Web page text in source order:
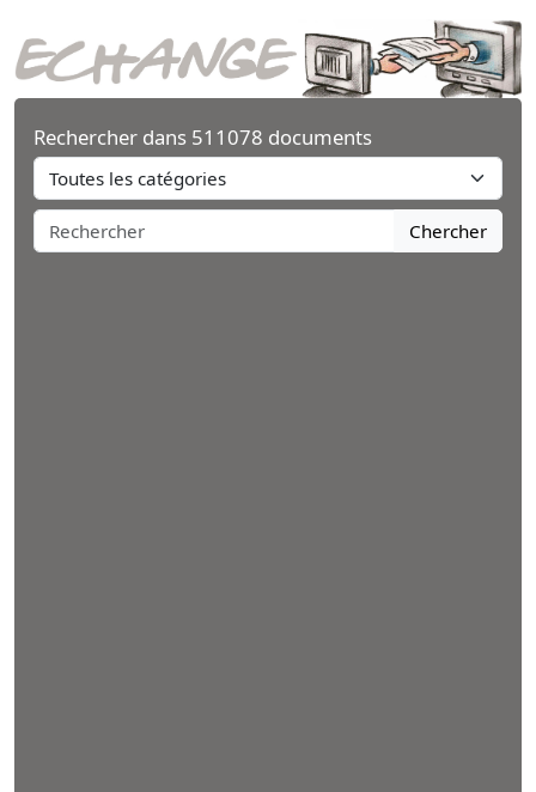
Rechercher dans 511078 documents
Chercher